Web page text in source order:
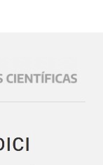
gobierno en la
planificación
y lograr